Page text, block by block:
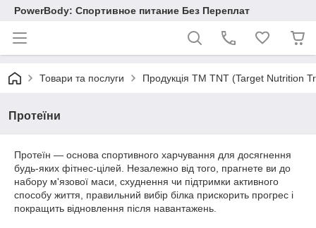
PowerBody: Спортивное питание Без Переплат
Товари та послуги Продукція TM TNT (Target Nutrition
Протеїни
Протеїн — основа спортивного харчування для досягнення
будь-яких фітнес-цілей. Незалежно від того, прагнете ви до
набору м'язової маси, схуднення чи підтримки активного
способу життя, правильний вибір білка прискорить прогрес і
покращить відновлення після навантажень.